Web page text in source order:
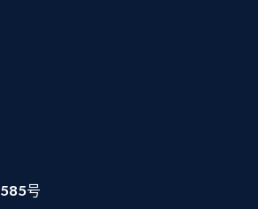
posts - Discovery videos
Youtuber md5, Video url,
Views, and more.
号